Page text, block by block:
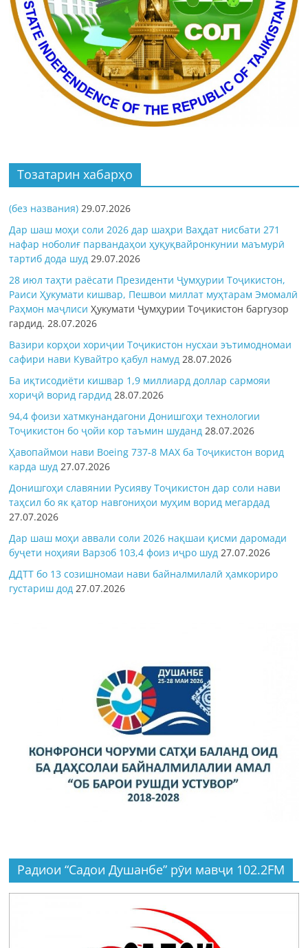
Тозатарин хабарҳо
(без названия) 29.07.2026
Дар шаш моҳи соли 2026 дар шаҳри Ваҳдат нисбати 271
нафар ноболиғ парвандаҳои ҳуқуқвайронкунии маъмурӣ
тартиб дода шуд 29.07.2026
28 июл таҳти раёсати Президенти Ҷумҳурии Тоҷикистон,
Раиси Ҳукумати кишвар, Пешвои миллат муҳтарам Эмомалӣ
Раҳмон маҷлисиҲукумати Ҷумҳурии Тоҷикистон баргузор
гардид.28.07.2026
Вазири корҳои хориҷии Тоҷикистон нусхаи эътимодномаи
сафири нави Кувайтро қабул намуд 28.07.2026
Ба иқтисодиёти кишвар 1,9 миллиард доллар сармояи
хориҷӣ ворид гардид 28.07.2026
94,4 фоизи хатмкунандагони Донишгоҳи технологии
Тоҷикистон бо ҷойи кор таъмин шуданд 28.07.2026
Ҳавопаймои нави Boeing 737-8 MAX ба Тоҷикистон ворид
карда шуд 27.07.2026
Донишгоҳи славянии Русияву Тоҷикистон дар соли нави
таҳсил бо як қатор навгониҳои муҳим ворид мегардад
27.07.2026
Дар шаш моҳи аввали соли 2026 нақшаи қисми даромади
буҷети ноҳияи Варзоб 103,4 фоиз иҷро шуд 27.07.2026
ДДТТ бо 13 созишномаи нави байналмилалӣ ҳамкориро
густариш дод 27.07.2026
Радиои “Садои Душанбе” рӯи мавҷи 102.2FM